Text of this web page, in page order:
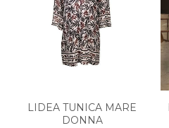
LIDEA TUNICA MARE
DONNA